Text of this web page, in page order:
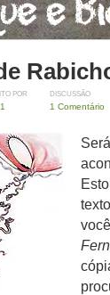
POR DISCUSSÃO
1 Comentário